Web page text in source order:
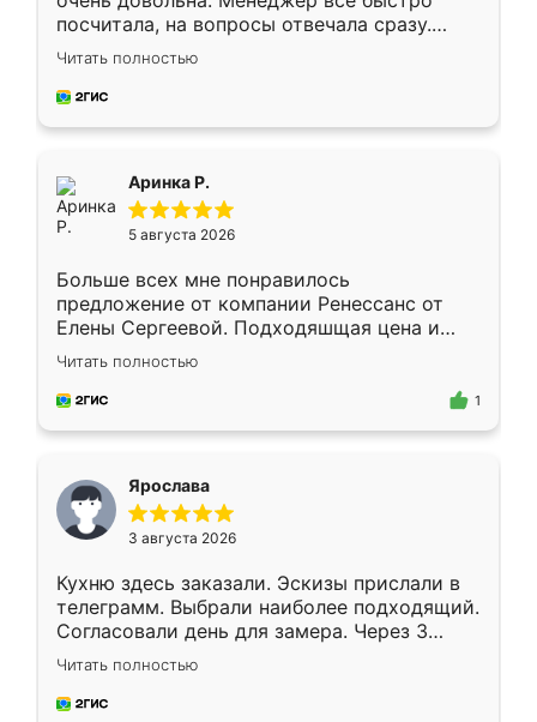
посчитала, на вопросы отвечала сразу.
Замерщик приехал в субботу, подошёл к
делу со всей ответственностью. Собрали
за день, ребята работали аккуратно, даже
Читать полностью
Аринка Р.
5 августа 2026
Больше всех мне понравилось
предложение от компании Ренессанс от
Елены Сергеевой. Подходяшщая цена и
короткие сроки изготовления. Приехавший
для замера сотрудник Владислав
предложил по моему эскизу самый
Читать полностью
1
Ярослава
3 августа 2026
Кухню здесь заказали. Эскизы прислали в
телеграмм. Выбрали наиболее подходящий.
Согласовали день для замера. Через 3
недели кухня была уже готова. Остались
довольны работой. Спасибо Ренессанс
мебель за качественную работу!
Читать полностью